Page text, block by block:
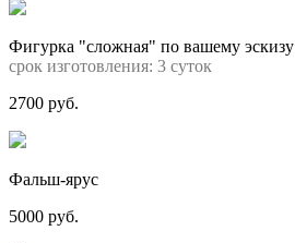
Фигурка "сложная" по вашему эскизу
срок изготовления: 3 суток
2700 руб.
Фальш-ярус
5000 руб.